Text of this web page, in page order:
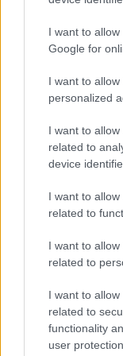
I want to
Google for
I want to
personalized
I want to
related to
device
I want to
related to
I want to
related to
I want to
related to
functionality
user protection.
Poniżej znajdziesz
bramkowe.
Polonia Warszawa
na żywo, transmisja
Wynik meczu Polonia
na naszej stronie
meczowych, zajrzyj
Białystok CLJ -
Jeżeli w internecie lub
spotkań Centralna Liga
naszym portalu.
Asseco Resovia|
Cellfast Wilki
Motor Lublin|Stal
Resovia|